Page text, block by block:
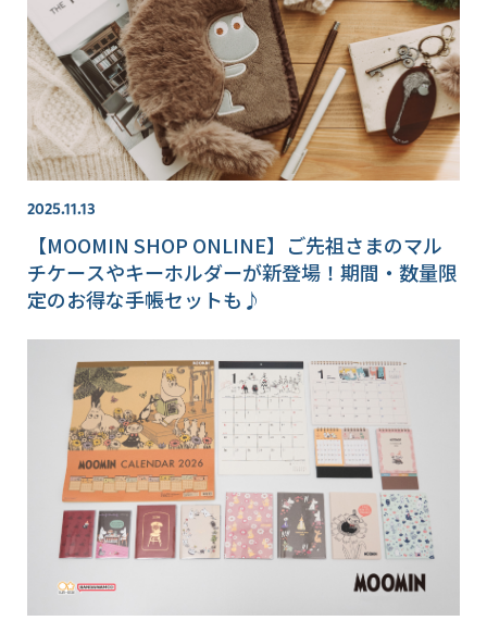
2025.11.13
【MOOMIN SHOP ONLINE】ご先祖さまのマル
チケースやキーホルダーが新登場！期間・数量限
定のお得な手帳セットも♪